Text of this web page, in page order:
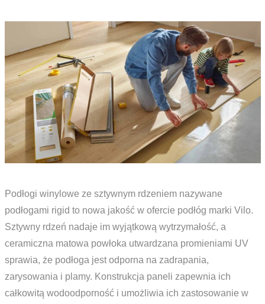
Podłogi winylowe ze sztywnym rdzeniem nazywane
podłogami rigid to nowa jakość w ofercie podłóg marki Vilo.
Sztywny rdzeń nadaje im wyjątkową wytrzymałość, a
ceramiczna matowa powłoka utwardzana promieniami UV
sprawia, że podłoga jest odporna na zadrapania,
zarysowania i plamy. Konstrukcja paneli zapewnia ich
całkowitą wodoodporność i umożliwia ich zastosowanie w